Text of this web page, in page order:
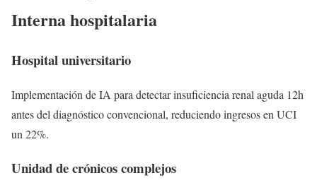
Interna hospitalaria
Hospital universitario
Implementación de IA para detectar insuficiencia renal aguda 12h
antes del diagnóstico convencional, reduciendo ingresos en UCI
un 22%.
Unidad de crónicos complejos